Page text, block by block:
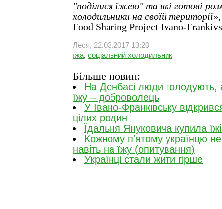
"поділися їжею" та які готові
холодильники на своїй території»,
Food Sharing Project Ivano-
Леся, 22.03.2017 13:20
їжа, соціальний холодильник
Більше новин:
На Донбасі люди голодують,
їжу – доброволець
У Івано-Франківську
цілих родин
Їдальня Януковича купила
Кожному п'ятому українцю
навіть на їжу (опитування)
Українці стали жити гірше